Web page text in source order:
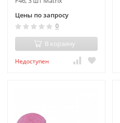
Цены по запросу
0
В корзину
Недоступен